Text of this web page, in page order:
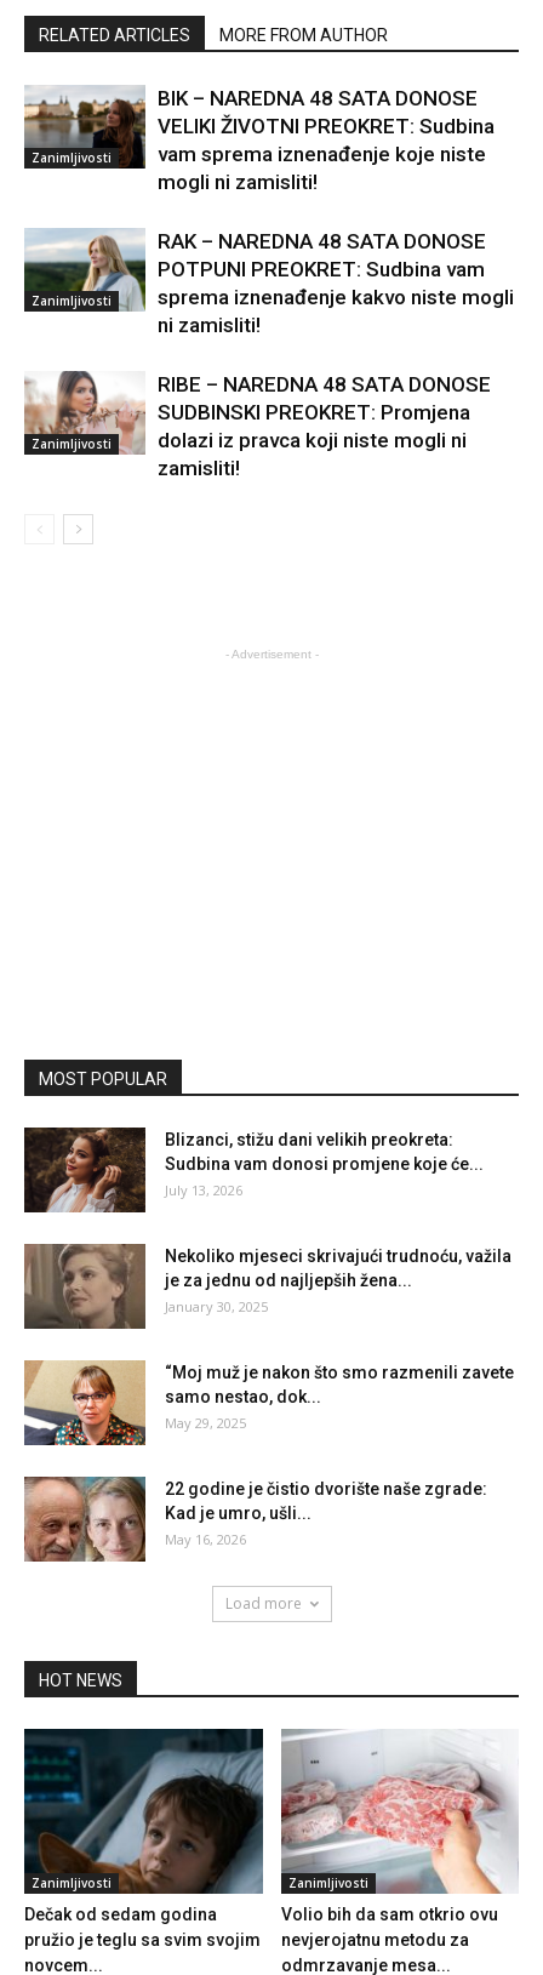
RELATED ARTICLES
Zanimljivosti
VELIKI ŽIVOTNI PREOKRET: Sudbina
vam sprema iznenađenje koje niste
mogli ni zamisliti!
Zanimljivosti
POTPUNI PREOKRET: Sudbina vam
sprema iznenađenje kakvo niste mogli
ni zamisliti!
Zanimljivosti
SUDBINSKI PREOKRET: Promjena
dolazi iz pravca koji niste mogli ni
zamisliti!
MOST POPULAR
Sudbina vam donosi promjene koje će...
July 13, 2026
je za jednu od najljepših žena...
January 30, 2025
samo nestao, dok...
May 29, 2025
Kad je umro, ušli...
May 16, 2026
HOT NEWS
Zanimljivosti
Dečak od sedam godina
pružio je teglu sa svim svojim
novcem...
Zanimljivosti
Volio bih da sam otkrio ovu
nevjerojatnu metodu za
odmrzavanje mesa...